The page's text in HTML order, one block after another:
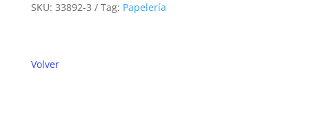
SKU: 33892-3 Tag: Papelería
Volver